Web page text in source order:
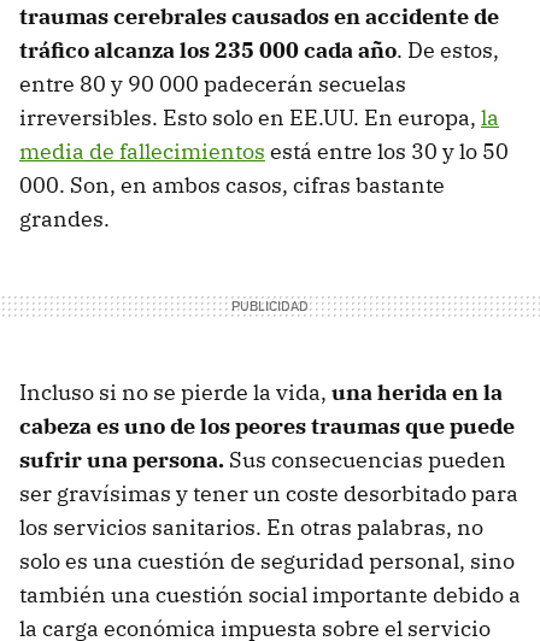
traumas cerebrales causados en accidente de
tráfico alcanza los 235 000 cada año. De estos,
entre 80 y 90 000 padecerán secuelas
irreversibles. Esto solo en EE.UU. En europa, la
media de fallecimientos está entre los 30 y lo 50
000. Son, en ambos casos, cifras bastante
grandes.
Incluso si no se pierde la vida, una herida en la
cabeza es uno de los peores traumas que puede
sufrir una persona. Sus consecuencias pueden
ser gravísimas y tener un coste desorbitado para
los servicios sanitarios. En otras palabras, no
solo es una cuestión de seguridad personal, sino
también una cuestión social importante debido a
la carga económica impuesta sobre el servicio